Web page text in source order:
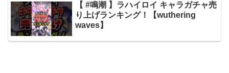
【 #鳴潮 】ラハイロイ キャラガチャ売
り上げランキング！【wuthering
waves】